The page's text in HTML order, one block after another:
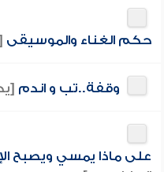
حكم الغناء والموسيقى
وقفة..تب و اندم
على ماذا يمسي ويصبح